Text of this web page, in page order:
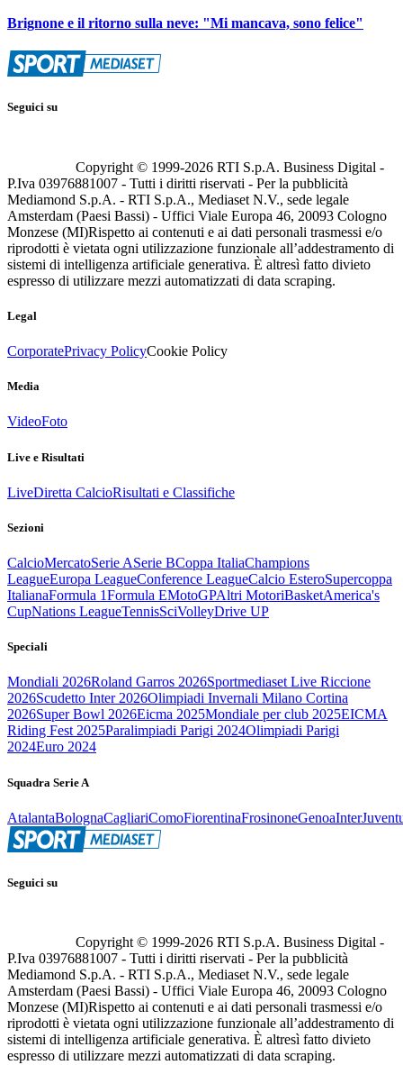
Brignone e il ritorno sulla neve: "Mi mancava, sono felice"
Seguici su
Copyright © 1999-2026 RTI S.p.A. Business Digital -
P.Iva 03976881007 - Tutti i diritti riservati - Per la pubblicità
Mediamond S.p.A. - RTI S.p.A., Mediaset N.V., sede legale
Amsterdam (Paesi Bassi) - Uffici Viale Europa 46, 20093 Cologno
Monzese (MI)Rispetto ai contenuti e ai dati personali trasmessi e/o
riprodotti è vietata ogni utilizzazione funzionale all’addestramento di
sistemi di intelligenza artificiale generativa. È altresì fatto divieto
espresso di utilizzare mezzi automatizzati di data scraping.
Legal
CorporatePrivacy PolicyCookie Policy
Media
VideoFoto
Live e Risultati
LiveDiretta CalcioRisultati e Classifiche
Sezioni
CalcioMercatoSerie ASerie BCoppa ItaliaChampions
LeagueEuropa LeagueConference LeagueCalcio EsteroSupercoppa
ItalianaFormula 1Formula EMotoGPAltri MotoriBasketAmerica's
CupNations LeagueTennisSciVolleyDrive UP
Speciali
Mondiali 2026Roland Garros 2026Sportmediaset Live Riccione
2026Scudetto Inter 2026Olimpiadi Invernali Milano Cortina
2026Super Bowl 2026Eicma 2025Mondiale per club 2025EICMA
Riding Fest 2025Paralimpiadi Parigi 2024Olimpiadi Parigi
2024Euro 2024
Squadra Serie A
AtalantaBolognaCagliariComoFiorentinaFrosinoneGenoaInter
Seguici su
Copyright © 1999-2026 RTI S.p.A. Business Digital -
P.Iva 03976881007 - Tutti i diritti riservati - Per la pubblicità
Mediamond S.p.A. - RTI S.p.A., Mediaset N.V., sede legale
Amsterdam (Paesi Bassi) - Uffici Viale Europa 46, 20093 Cologno
Monzese (MI)Rispetto ai contenuti e ai dati personali trasmessi e/o
riprodotti è vietata ogni utilizzazione funzionale all’addestramento di
sistemi di intelligenza artificiale generativa. È altresì fatto divieto
espresso di utilizzare mezzi automatizzati di data scraping.